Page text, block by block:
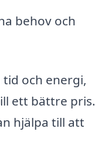
behov och
och energi,
ett bättre pris.
hjälpa till att